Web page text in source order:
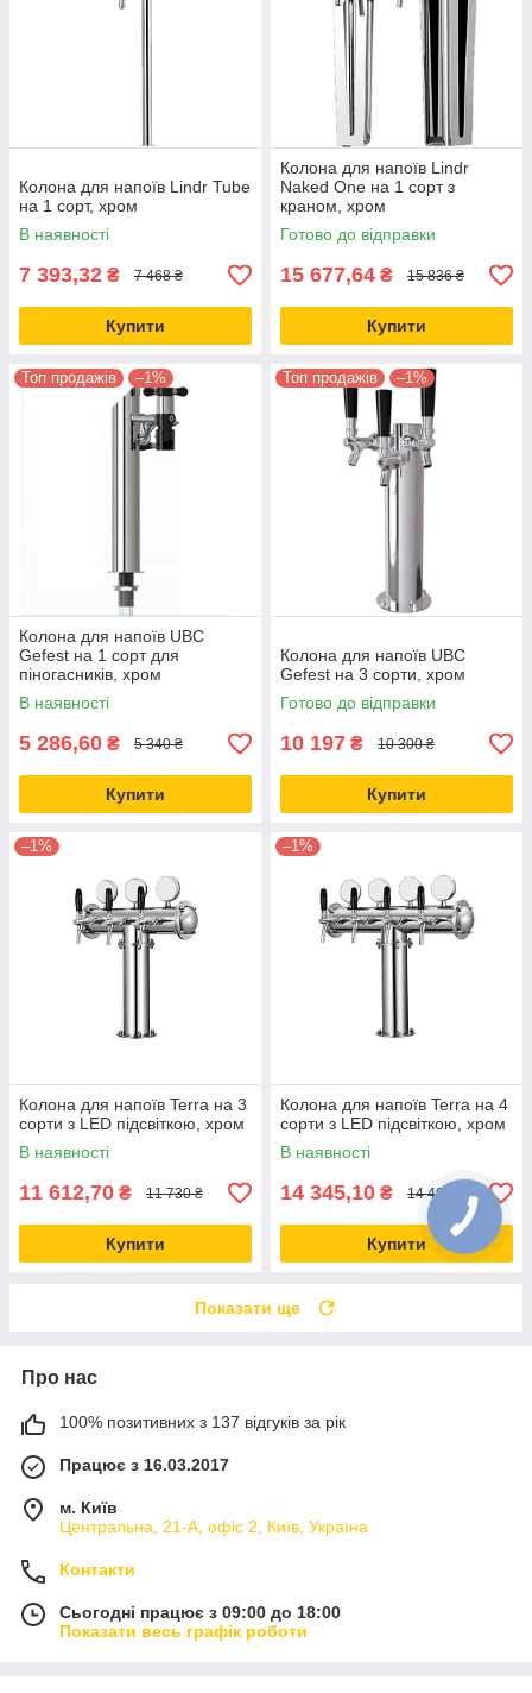
Колона для напоїв Lindr Tube
на 1 сорт, хром
В наявності
7 393,32 ₴ 7 468 ₴
Купити
Колона для напоїв Lindr
Naked One на 1 сорт з
краном, хром
Готово до відправки
15 677,64 ₴ 15 836 ₴
Купити
Топ продажів –1%
Колона для напоїв UBC
Gefest на 1 сорт для
піногасників, хром
В наявності
5 286,60 ₴ 5 340 ₴
Купити
Топ продажів –1%
Колона для напоїв UBC
Gefest на 3 сорти, хром
Готово до відправки
10 197 ₴ 10 300 ₴
Купити
–1%
Колона для напоїв Terra на 3
сорти з LED підсвіткою, хром
В наявності
11 612,70 ₴ 11 730 ₴
Купити
–1%
Колона для напоїв Terra на 4
сорти з LED підсвіткою, хром
В наявності
14 345,10 ₴ 14 490 ₴
Купити
Показати ще
Про нас
100% позитивних з 137 відгуків за рік
Працює з 16.03.2017
м. Київ
Центральна, 21-А, офіс 2, Київ, Україна
Контакти
Сьогодні працює з 09:00 до 18:00
Показати весь графік роботи